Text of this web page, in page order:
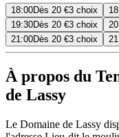
18:00Dès 20 €3 choix
19:30Dès 20 €3 choix
21:00Dès 20 €3 choix
À propos du
de Lassy
Le Domaine de Lassy